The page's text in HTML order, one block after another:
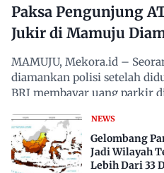
Paksa Pengunjung
Jukir di Mamuju
MAMUJU, Mekora.id –
diamankan polisi setelah
BRI membayar uang parkir
NEWS
Gelombang
Jadi Wilayah
Lebih Dari 33